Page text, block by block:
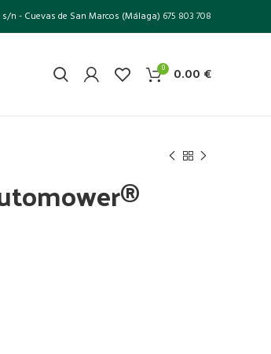
n - Cuevas de San Marcos (Málaga) 675 803 708
0 0.00 €